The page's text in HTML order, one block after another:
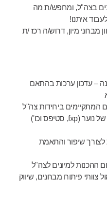
בצה"ל, ומחפש/ת מה
איתנו!
מבחני מיון, דרוש/ה רכז /ת
– עדכון ערכות בהתאם
המתקיימים ביחידות צה"ל
מעקב אחר קהילות תוכן של נוער (fxp, סטיפס וכו')
לצורך שיפור והתאמת
ההכנות למיונים לצה"ל
צוותי פיתוח מבחנים, שיווק